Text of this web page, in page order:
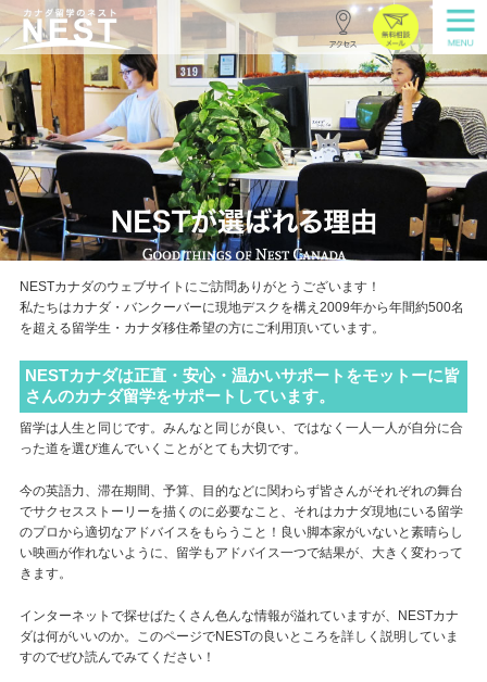
NESTカナダのウェブサイトにご訪問ありがとうございます！
私たちはカナダ・バンクーバーに現地デスクを構え2009年から年間約500名
を超える留学生・カナダ移住希望の方にご利用頂いています。
NESTカナダは正直・安心・温かいサポートをモットーに皆
さんのカナダ留学をサポートしています。
留学は人生と同じです。みんなと同じが良い、ではなく一人一人が自分に合
った道を選び進んでいくことがとても大切です。
今の英語力、滞在期間、予算、目的などに関わらず皆さんがそれぞれの舞台
でサクセスストーリーを描くのに必要なこと、それはカナダ現地にいる留学
のプロから適切なアドバイスをもらうこと！良い脚本家がいないと素晴らし
い映画が作れないように、留学もアドバイス一つで結果が、大きく変わって
きます。
インターネットで探せばたくさん色んな情報が溢れていますが、NESTカナ
ダは何がいいのか。このページでNESTの良いところを詳しく説明していま
すのでぜひ読んでみてください！